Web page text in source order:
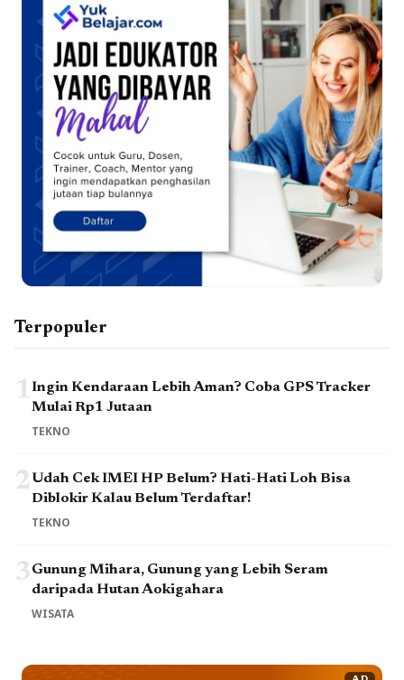
Terpopuler
1Ingin Kendaraan Lebih Aman? Coba GPS Tracker
Mulai Rp1 Jutaan
TEKNO
2Udah Cek IMEI HP Belum? Hati-Hati Loh Bisa
Diblokir Kalau Belum Terdaftar!
TEKNO
3Gunung Mihara, Gunung yang Lebih Seram
daripada Hutan Aokigahara
WISATA